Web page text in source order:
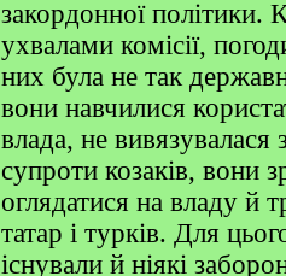
закордонної політики.
ухвалами комісії,
них була не так
вони навчилися
влада, не вивязувалася
супроти козаків, вони
оглядатися на владу й
татар і турків. Для
існували й ніякі